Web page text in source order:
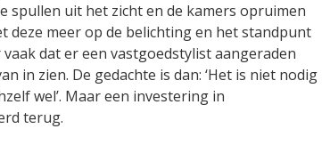
spullen uit het zicht en de kamers opruimen
deze meer op de belichting en het standpunt
dat er een vastgoedstylist aangeraden
in zien. De gedachte is dan: ‘Het is niet nodig
wel’. Maar een investering in
terug.